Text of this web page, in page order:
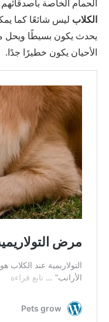
الحمام الخاصة
الكلاب ليس شائعًا كما
يحدث يكون بسيطًا ويحل
الأحيان يكون خطيرًا جدًا.